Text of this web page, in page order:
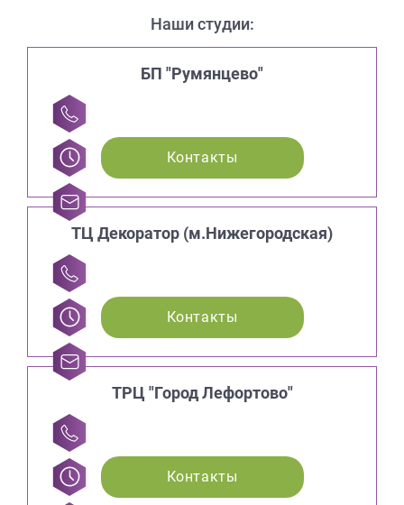
Наши студии:
БП "Румянцево"
Контакты
ТЦ Декоратор (м.Нижегородская)
Контакты
ТРЦ "Город Лефортово"
Контакты